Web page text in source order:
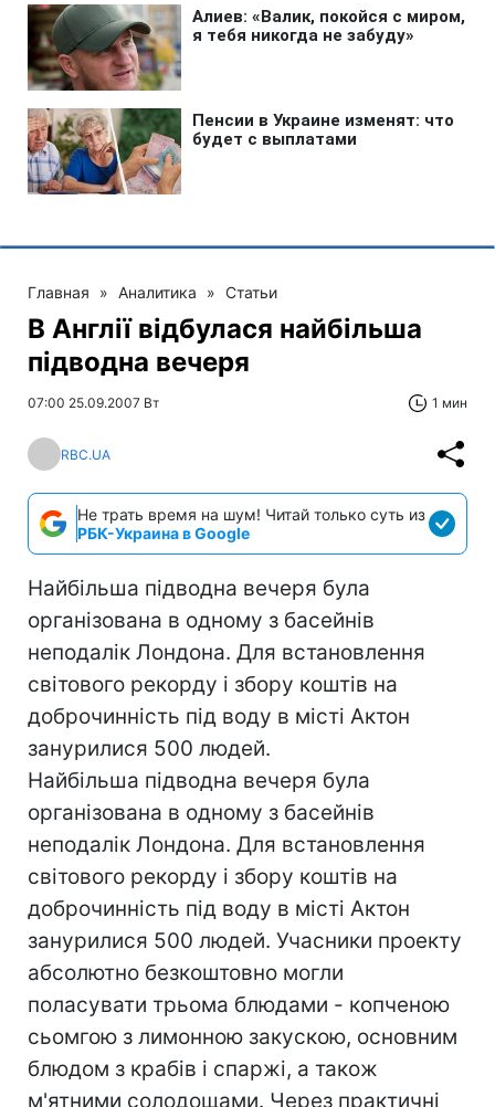
Главная » Аналитика » Статьи
В Англії відбулася найбільша
підводна вечеря
07:00 25.09.2007 Вт 1 мин
RBC.UA
Не трать время на шум! Читай только суть из
РБК-Украина в Google
Найбільша підводна вечеря була
організована в одному з басейнів
неподалік Лондона. Для встановлення
світового рекорду і збору коштів на
доброчинність під воду в місті Актон
занурилися 500 людей.
Найбільша підводна вечеря була
організована в одному з басейнів
неподалік Лондона. Для встановлення
світового рекорду і збору коштів на
доброчинність під воду в місті Актон
занурилися 500 людей. Учасники проекту
абсолютно безкоштовно могли
поласувати трьома блюдами - копченою
сьомгою з лимонною закускою, основним
блюдом з крабів і спаржі, а також
м'ятними солодощами. Через практичні